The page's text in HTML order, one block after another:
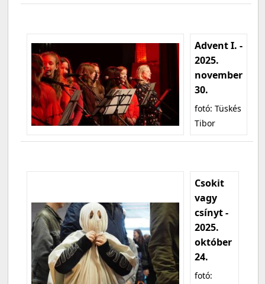
Advent I. -
2025.
november
30.
fotó: Tüskés
Tibor
Csokit
vagy
csínyt -
2025.
október
24.
fotó: